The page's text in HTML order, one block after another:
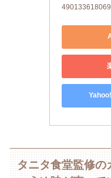
タニタ食堂監修の